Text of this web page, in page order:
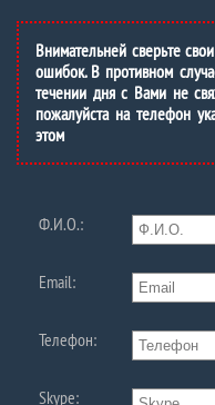
Внимательней сверьте
ошибок. В противном
течении дня с Вами не
пожалуйста на телефон
этом
Ф.И.О.:
Email:
Телефон:
Skype: